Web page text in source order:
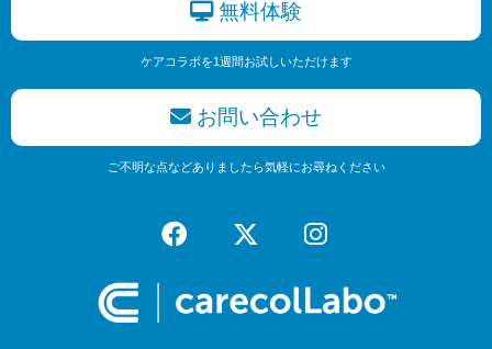
無料体験
ケアコラボを1週間お試しいただけます
お問い合わせ
ご不明な点などありましたら気軽にお尋ねください